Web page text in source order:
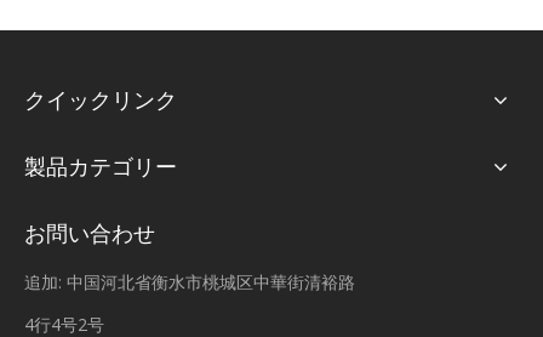
クイックリンク
製品カテゴリー
お問い合わせ
追加: 中国河北省衡水市桃城区中華街清裕路
4行4号2号